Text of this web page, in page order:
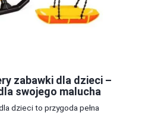
zabawki dla dzieci –
swojego malucha
dzieci to przygoda pełna